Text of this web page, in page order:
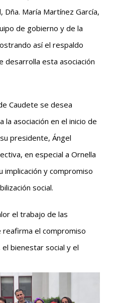
Dña. María Martínez García,
de gobierno y de la
así el respaldo
desarrolla esta asociación
Caudete se desea
la asociación en el inicio de
presidente, Ángel
en especial a Ornella
implicación y compromiso
social.
el trabajo de las
reafirma el compromiso
el bienestar social y el